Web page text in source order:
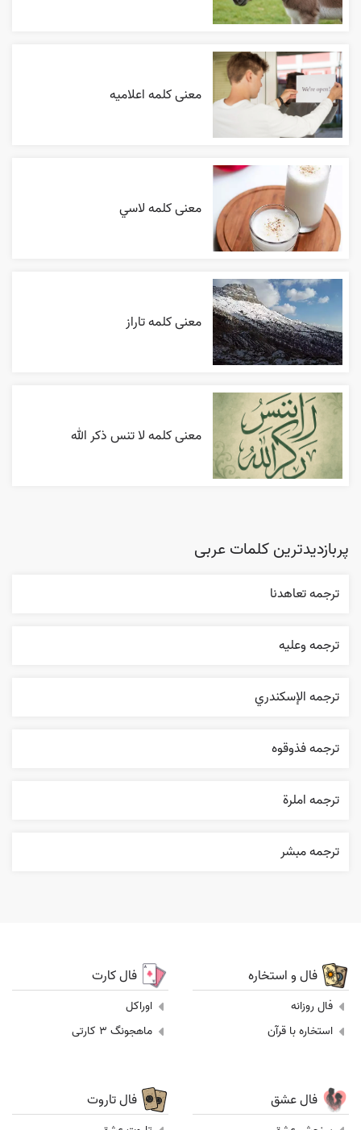
معنی کلمه اعلاميه
معنی کلمه لاسي
معنی کلمه تاراز
معنی کلمه لا تنس ذکر الله
پربازدیدترین کلمات عربی
ترجمه تعاهدنا
ترجمه وعليه
ترجمه الإسکندري
ترجمه فذوقوه
ترجمه املرة
ترجمه مبشر
فال و استخاره
فال روزانه
استخاره با قرآن
فال کارت
اوراکل
ماهجونگ 3 کارتی
فال عشق فال تاروت